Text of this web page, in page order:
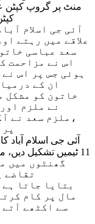
منٹ پر گروپ کپٹن
آئی جی اسلام
علاقے میں رہتے
سعد عباسی
اس نے مزاحمت
ہوئی جس پر اس
ان کے
خاتون کو مشکل
نے ملزم
،ملزم سعد نے
آئی جی اسلام آباد
گھنٹوں میں
تقاضے
بتایا جاتا
مال پر کام
سے اکٹھے